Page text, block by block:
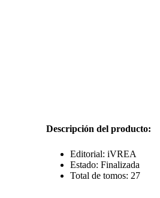
Descripción del producto:
Editorial: iVREA
Estado: Finalizada
Total de tomos: 27